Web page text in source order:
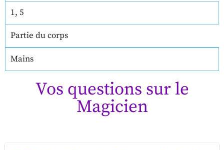
1, 5
Partie du corps
Mains
Vos questions sur le
Magicien